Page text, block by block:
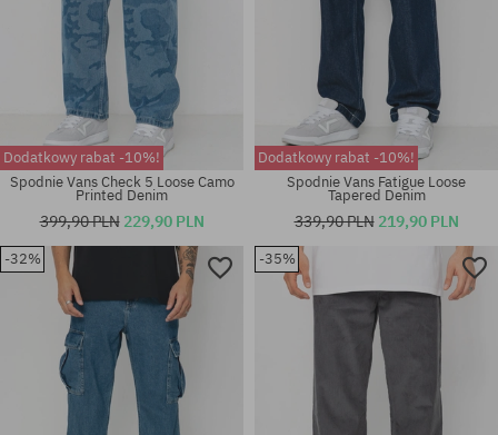
Dostępne rozmiary:
Dostępne rozmiary:
30; 33
Dodatkowy rabat -10%!
Spodnie Vans Check 5 Loose Camo
Printed Denim
399,90 PLN 229,90 PLN
Dodatkowy rabat -10%!
Spodnie Vans Fatigue Loose
Tapered Denim
339,90 PLN 219,90 PLN
-32% -35%